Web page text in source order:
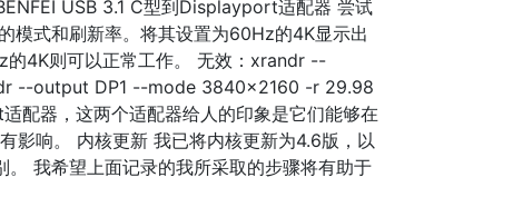
USB 3.1 C型到Displayport适配器 尝试
模式和刷新率。将其设置为60Hz的4K显示出
的4K则可以正常工作。 无效：xrandr --
--output DP1 --mode 3840x2160 -r 29.98
配器，这两个适配器给人的印象是它们能够在
影响。 内核更新 我已将内核更新为4.6版，以
我希望上面记录的我所采取的步骤将有助于